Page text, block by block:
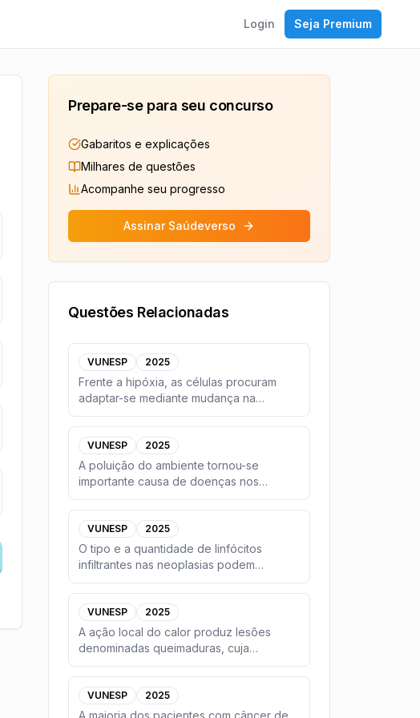
Login Seja Premium
Prepare-se para seu concurso
Gabaritos e explicações
Milhares de questões
Acompanhe seu progresso
Assinar Saúdeverso
Questões Relacionadas
VUNESP 2025
Frente a hipóxia, as células procuram
adaptar-se mediante mudança na
maneira de utilizar energia. Es...
VUNESP 2025
A poluição do ambiente tornou-se
importante causa de doenças nos
tempos modernos, em razão dos proce...
VUNESP 2025
O tipo e a quantidade de linfócitos
infiltrantes nas neoplasias podem
fornecer informações prognósti...
VUNESP 2025
A ação local do calor produz lesões
denominadas queimaduras, cuja
gravidade depende da extensão e da...
VUNESP 2025
A maioria dos pacientes com câncer de